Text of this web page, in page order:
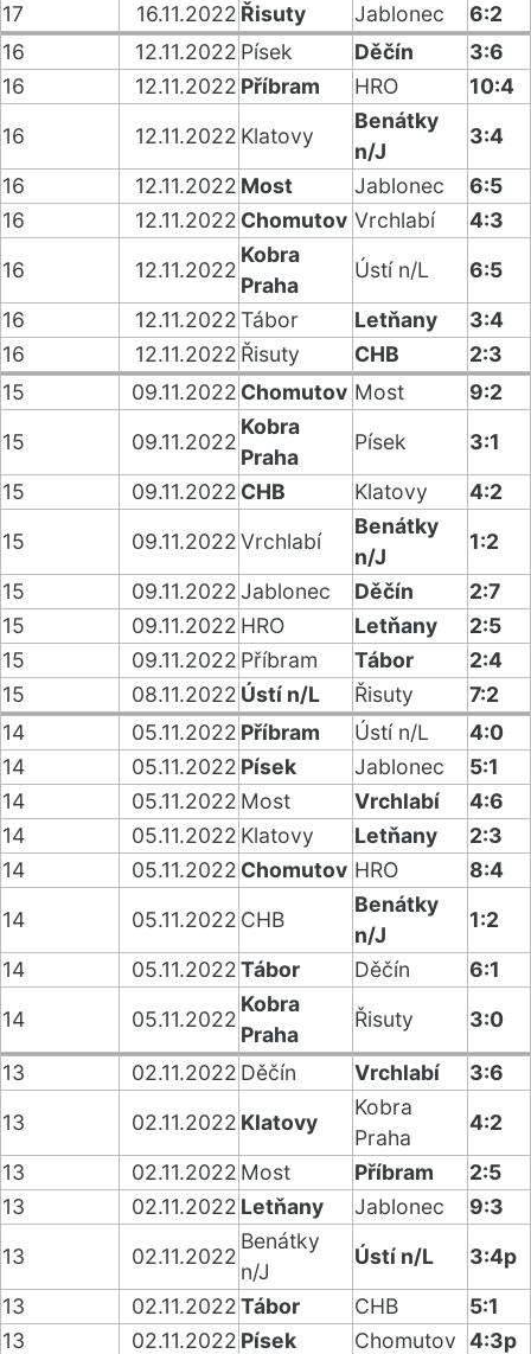
17
16.11.2022 Řisuty Jablonec
6:2
16
12.11.2022 Písek Děčín
3:6
16
12.11.2022 Příbram HRO
10:4
16
12.11.2022 Klatovy
Benátky
n/J
3:4
16
12.11.2022 Most Jablonec
6:5
16
12.11.2022 Chomutov Vrchlabí
4:3
16
12.11.2022
Kobra
Praha
Ústí n/L
6:5
16
12.11.2022Tábor Letňany
3:4
16
12.11.2022 Řisuty CHB
2:3
15
09.11.2022 Chomutov Most
9:2
15
09.11.2022
Kobra
Praha
Písek
3:1
15
09.11.2022 CHB Klatovy
4:2
15
09.11.2022Vrchlabí
Benátky
n/J
1:2
15
09.11.2022Jablonec Děčín
2:7
15
09.11.2022 HRO Letňany
2:5
15
09.11.2022 Příbram Tábor
2:4
15
08.11.2022 Ústí n/L Řisuty
7:2
14
05.11.2022 Příbram Ústí n/L
4:0
14
05.11.2022 Písek Jablonec
5:1
14
05.11.2022 Most Vrchlabí
4:6
14
05.11.2022 Klatovy Letňany
2:3
14
05.11.2022 Chomutov HRO
8:4
14
05.11.2022 CHB
Benátky
n/J
1:2
14
05.11.2022Tábor Děčín
6:1
14
05.11.2022
Kobra
Praha
Řisuty 3:0
13 02.11.2022 Děčín Vrchlabí
3:6
13
02.11.2022 Klatovy
Kobra
Praha
4:2
13
02.11.2022 Most Příbram
2:5
13
02.11.2022 Letňany Jablonec
9:3
13
02.11.2022
Benátky
n/J
Ústí n/L
3:4p
13
02.11.2022Tábor CHB
5:1
13
02.11.2022 Písek Chomutov 4:3p